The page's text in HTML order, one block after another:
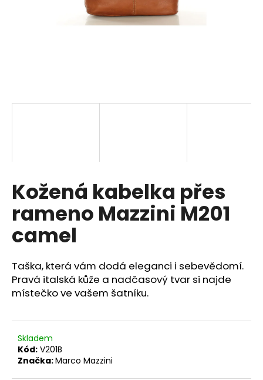
Kožená kabelka přes
rameno Mazzini M201
camel
Taška, která vám dodá eleganci i sebevědomí.
Pravá italská kůže a nadčasový tvar si najde
místečko ve vašem šatníku.
Skladem
Kód: V201B
Značka:Marco Mazzini
D
o
p
r
č
u
j
m